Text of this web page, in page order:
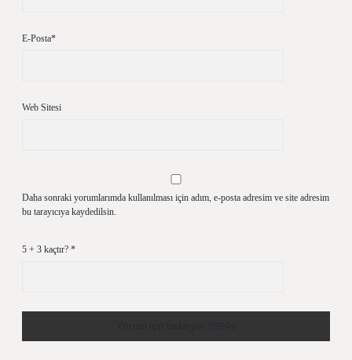
E-Posta*
Web Sitesi
Daha sonraki yorumlarımda kullanılması için adım, e-posta adresim ve site adresim
bu tarayıcıya kaydedilsin.
5 + 3 kaçtır? *